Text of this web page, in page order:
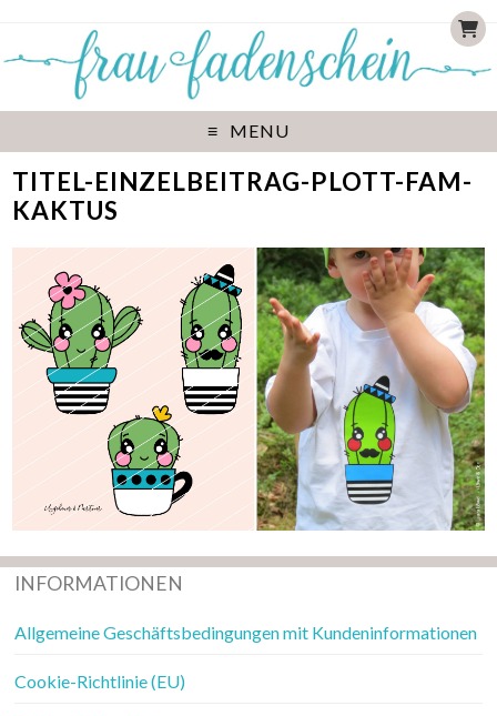
MENU
TITEL-EINZELBEITRAG-PLOTT-FAM-
KAKTUS
INFORMATIONEN
Allgemeine Geschäftsbedingungen mit Kundeninformationen
Cookie-Richtlinie (EU)